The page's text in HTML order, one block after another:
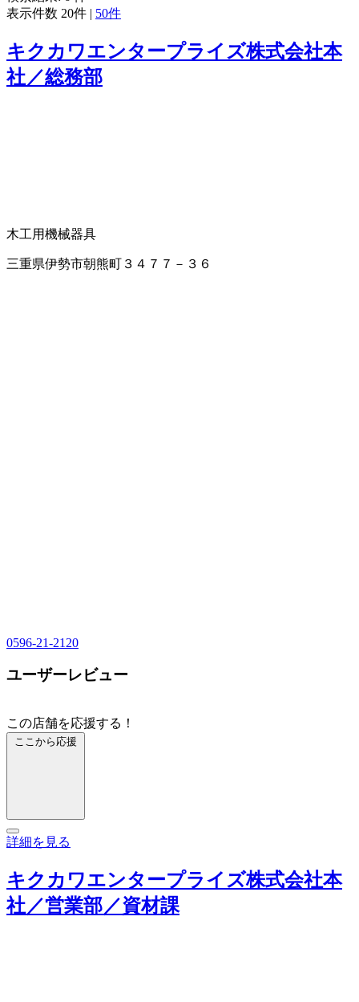
表示件数 20件 | 50件
キクカワエンタープライズ株式会社本
社／総務部
木工用機械器具
三重県伊勢市朝熊町３４７７－３６
0596-21-2120
ユーザーレビュー
この店舗を応援する！
ここから応援
詳細を見る
キクカワエンタープライズ株式会社本
社／営業部／資材課